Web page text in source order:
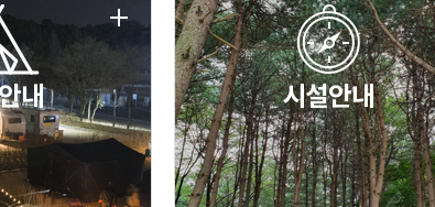
내 시설안내